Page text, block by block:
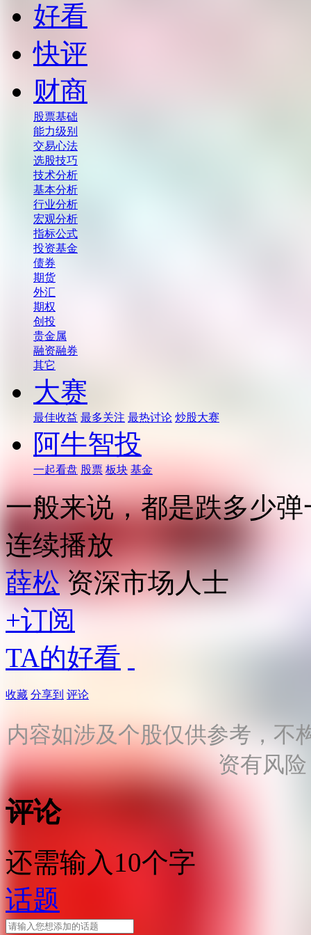
好看
快评
财商
股票基础
能力级别
交易心法
选股技巧
技术分析
基本分析
行业分析
宏观分析
指标公式
投资基金
债券
期货
外汇
期权
创投
贵金属
融资融券
其它
大赛
最佳收益 最多关注 最热讨论 炒股大赛
阿牛智投
一起看盘 股票 板块 基金
一般来说，都是跌多少弹
连续播放
薛松 资深市场人士
+订阅
TA的好看
收藏 分享到 评论
内容如涉及个股仅供参考，不
资有风
评论
还需输入10个字
话题